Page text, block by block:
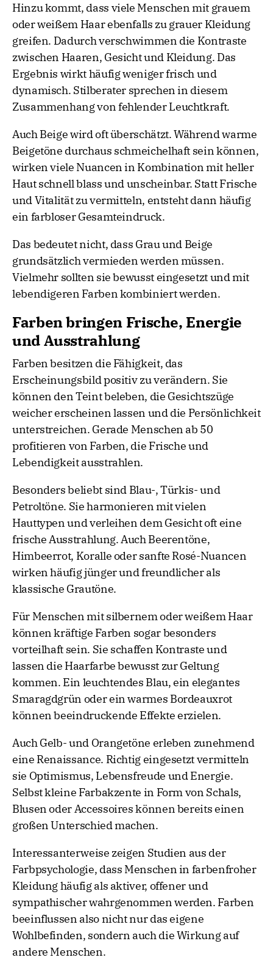
Hinzu kommt, dass viele Menschen mit grauem
oder weißem Haar ebenfalls zu grauer Kleidung
greifen. Dadurch verschwimmen die Kontraste
zwischen Haaren, Gesicht und Kleidung. Das
Ergebnis wirkt häufig weniger frisch und
dynamisch. Stilberater sprechen in diesem
Zusammenhang von fehlender Leuchtkraft.
Auch Beige wird oft überschätzt. Während warme
Beigetöne durchaus schmeichelhaft sein können,
wirken viele Nuancen in Kombination mit heller
Haut schnell blass und unscheinbar. Statt Frische
und Vitalität zu vermitteln, entsteht dann häufig
ein farbloser Gesamteindruck.
Das bedeutet nicht, dass Grau und Beige
grundsätzlich vermieden werden müssen.
Vielmehr sollten sie bewusst eingesetzt und mit
lebendigeren Farben kombiniert werden.
Farben bringen Frische, Energie
und Ausstrahlung
Farben besitzen die Fähigkeit, das
Erscheinungsbild positiv zu verändern. Sie
können den Teint beleben, die Gesichtszüge
weicher erscheinen lassen und die Persönlichkeit
unterstreichen. Gerade Menschen ab 50
profitieren von Farben, die Frische und
Lebendigkeit ausstrahlen.
Besonders beliebt sind Blau-, Türkis- und
Petroltöne. Sie harmonieren mit vielen
Hauttypen und verleihen dem Gesicht oft eine
frische Ausstrahlung. Auch Beerentöne,
Himbeerrot, Koralle oder sanfte Rosé-Nuancen
wirken häufig jünger und freundlicher als
klassische Grautöne.
Für Menschen mit silbernem oder weißem Haar
können kräftige Farben sogar besonders
vorteilhaft sein. Sie schaffen Kontraste und
lassen die Haarfarbe bewusst zur Geltung
kommen. Ein leuchtendes Blau, ein elegantes
Smaragdgrün oder ein warmes Bordeauxrot
können beeindruckende Effekte erzielen.
Auch Gelb- und Orangetöne erleben zunehmend
eine Renaissance. Richtig eingesetzt vermitteln
sie Optimismus, Lebensfreude und Energie.
Selbst kleine Farbakzente in Form von Schals,
Blusen oder Accessoires können bereits einen
großen Unterschied machen.
Interessanterweise zeigen Studien aus der
Farbpsychologie, dass Menschen in farbenfroher
Kleidung häufig als aktiver, offener und
sympathischer wahrgenommen werden. Farben
beeinflussen also nicht nur das eigene
Wohlbefinden, sondern auch die Wirkung auf
andere Menschen.